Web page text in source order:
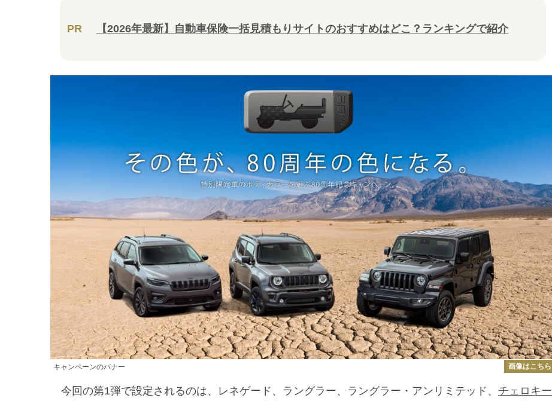
PR 【2026年最新】自動車保険一括見積もりサイトのおすすめはどこ？ランキングで紹介
キャンペーンのバナー 画像はこちら
今回の第1弾で設定されるのは、レネゲード、ラングラー、ラングラー・アンリミテッド、 チェロキー